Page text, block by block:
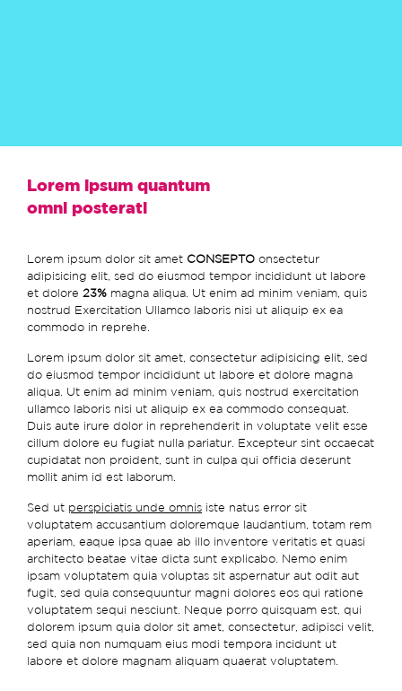
Lorem ipsum quantum
omni posterati
Lorem ipsum dolor sit amet CONSEPTO onsectetur
adipisicing elit, sed do eiusmod tempor incididunt ut labore
et dolore 23% magna aliqua. Ut enim ad minim veniam, quis
nostrud Exercitation Ullamco laboris nisi ut aliquip ex ea
commodo in reprehe.
Lorem ipsum dolor sit amet, consectetur adipisicing elit, sed
do eiusmod tempor incididunt ut labore et dolore magna
aliqua. Ut enim ad minim veniam, quis nostrud exercitation
ullamco laboris nisi ut aliquip ex ea commodo consequat.
Duis aute irure dolor in reprehenderit in voluptate velit esse
cillum dolore eu fugiat nulla pariatur. Excepteur sint occaecat
cupidatat non proident, sunt in culpa qui officia deserunt
mollit anim id est laborum.
Sed ut perspiciatis unde omnis iste natus error sit
voluptatem accusantium doloremque laudantium, totam rem
aperiam, eaque ipsa quae ab illo inventore veritatis et quasi
architecto beatae vitae dicta sunt explicabo. Nemo enim
ipsam voluptatem quia voluptas sit aspernatur aut odit aut
fugit, sed quia consequuntur magni dolores eos qui ratione
voluptatem sequi nesciunt. Neque porro quisquam est, qui
dolorem ipsum quia dolor sit amet, consectetur, adipisci velit,
sed quia non numquam eius modi tempora incidunt ut
labore et dolore magnam aliquam quaerat voluptatem.